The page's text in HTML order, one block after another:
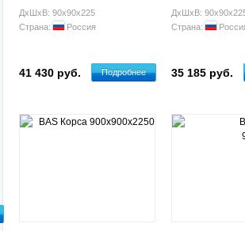
ДхШхВ: 90х90х225
Страна:
Россия
41 430 руб. Подробнее
ДхШхВ:
Страна:
35 185 руб.